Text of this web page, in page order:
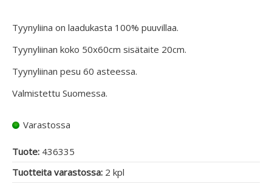
Tyynyliina on laadukasta 100% puuvillaa.
Tyynyliinan koko 50x60cm sisätaite 20cm.
Tyynyliinan pesu 60 asteessa.
Valmistettu Suomessa.
Varastossa
Tuote: 436335
Tuotteita varastossa: 2 kpl